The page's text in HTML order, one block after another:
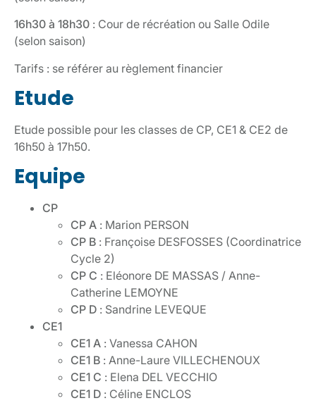
16h30 à 18h30 : Cour de récréation ou Salle Odile
(selon saison)
Tarifs : se référer au règlement financier
Etude
Etude possible pour les classes de CP, CE1 & CE2 de
16h50 à 17h50.
Equipe
CP
CP A : Marion PERSON
CP B : Françoise DESFOSSES (Coordinatrice
Cycle 2)
CP C : Eléonore DE MASSAS / Anne-
Catherine LEMOYNE
CP D : Sandrine LEVEQUE
CE1
CE1 A : Vanessa CAHON
CE1 B : Anne-Laure VILLECHENOUX
CE1 C : Elena DEL VECCHIO
CE1 D : Céline ENCLOS